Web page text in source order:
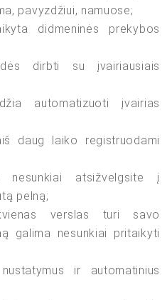
pavyzdžiui, namuose;
didmeninės prekybos
dirbti su įvairiausiais
automatizuoti įvairias
daug laiko registruodami
nesunkiai atsižvelgsite į
pelną;
verslas turi savo
galima nesunkiai pritaikyti
ir automatinius